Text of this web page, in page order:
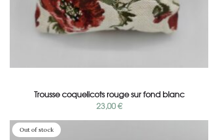
Trousse coquelicots rouge sur fond blanc
23,00€
Out of stock